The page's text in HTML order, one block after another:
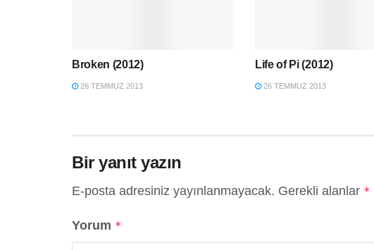
Broken (2012)
26 TEMMUZ 2013
Life of Pi (2012)
26 TEMMUZ 2013
Bir yanıt yazın
E-posta adresiniz yayınlanmayacak. Gerekli alanlar *
Yorum *